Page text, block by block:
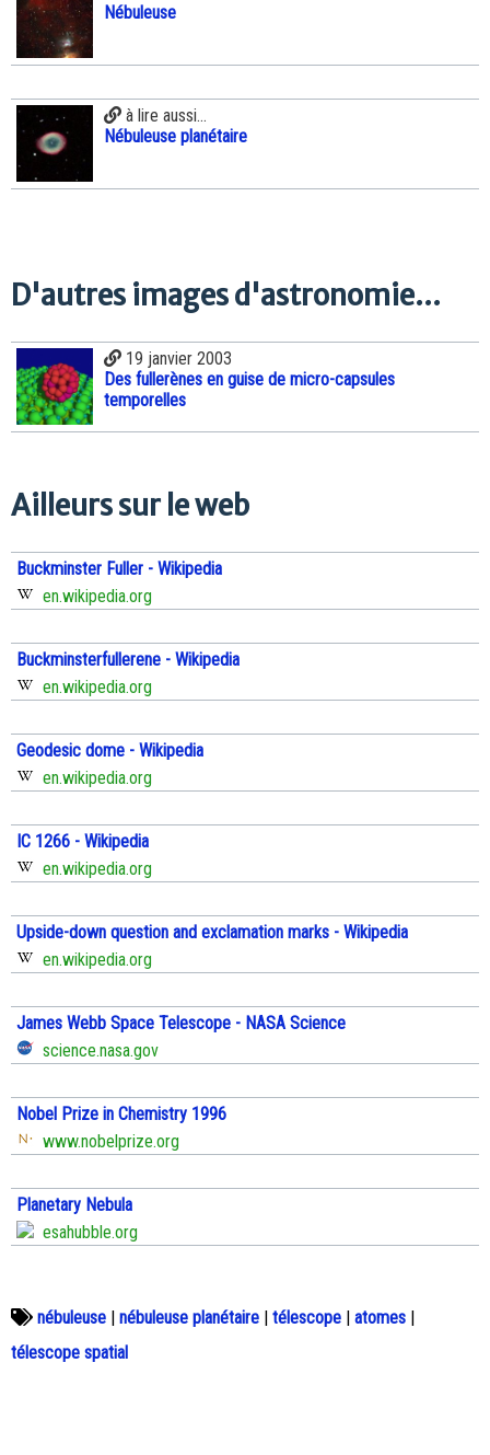
Nébuleuse
à lire aussi...
Nébuleuse planétaire
D'autres images d'astronomie...
19 janvier 2003
Des fullerènes en guise de micro-capsules
temporelles
Ailleurs sur le web
Buckminster Fuller - Wikipedia
en.wikipedia.org
Buckminsterfullerene - Wikipedia
en.wikipedia.org
Geodesic dome - Wikipedia
en.wikipedia.org
IC 1266 - Wikipedia
en.wikipedia.org
Upside-down question and exclamation marks - Wikipedia
en.wikipedia.org
James Webb Space Telescope - NASA Science
science.nasa.gov
Nobel Prize in Chemistry 1996
www.nobelprize.org
Planetary Nebula
esahubble.org
nébuleuse | nébuleuse planétaire | télescope | atomes |
télescope spatial